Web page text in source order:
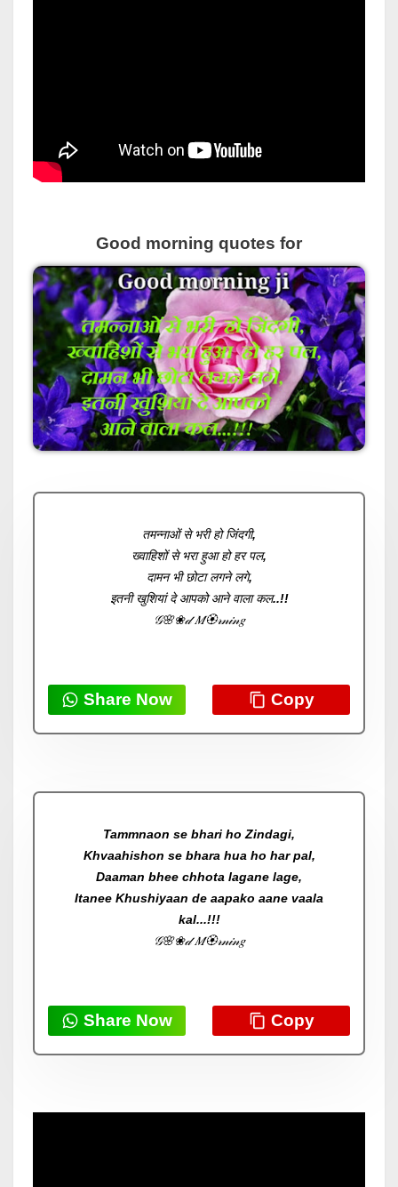
Good morning quotes for
तमन्नाओं से भरी हो जिंदगी,
ख्वाहिशों से भरा हुआ हो हर पल,
दामन भी छोटा लगने लगे,
इतनी खुशियां दे आपको आने वाला कल..!!
𝒢🌸❀𝒹 𝑀🏵𝓇𝓃𝒾𝓃𝑔
Share Now Copy
Tammnaon se bhari ho Zindagi,
Khvaahishon se bhara hua ho har pal,
Daaman bhee chhota lagane lage,
Itanee Khushiyaan de aapako aane vaala
kal...!!!
𝒢🌸❀𝒹 𝑀🏵𝓇𝓃𝒾𝓃𝑔
Share Now Copy